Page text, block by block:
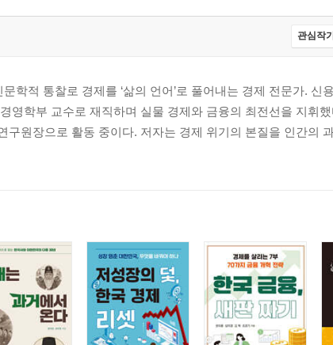
관심작
학적 통찰로 경제를 ‘삶의 언어’로 풀어내는 경제 전문가. 신
영학부 교수로 재직하며 실물 경제와 금융의 최전선을 지휘
구원장으로 활동 중이다. 저자는 경제 위기의 본질을 인간의